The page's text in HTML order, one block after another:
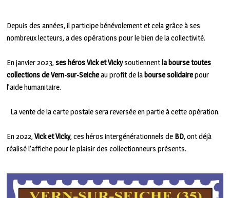
Depuis des années, il participe bénévolement et cela grâce à ses
nombreux lecteurs, a des opérations pour le bien de la collectivité.
En janvier 2023,ses héros Vick et Vickysoutiennentla bourse toutes
collections de Vern-sur-Seicheau profit de labourse solidairepour
l’aide humanitaire.
La vente de la carte postale sera reversée en partie à cette opération.
En 2022, Vick et Vicky, ces héros intergénérationnels de BD, ont déjà
réalisé l’affiche pour le plaisir des collectionneurs présents.